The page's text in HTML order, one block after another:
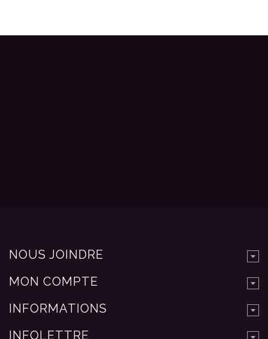
NOUS JOINDRE
MON COMPTE
INFORMATIONS
INFOLETTRE